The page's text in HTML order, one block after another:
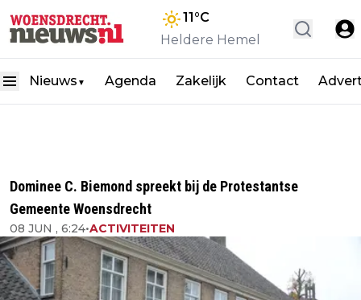
11°C
Heldere Hemel
Nieuws ▼ Agenda Zakelijk Contact
Dominee C. Biemond spreekt bij de Protestantse
Gemeente Woensdrecht
08 JUN , 6:24•ACTIVITEITEN